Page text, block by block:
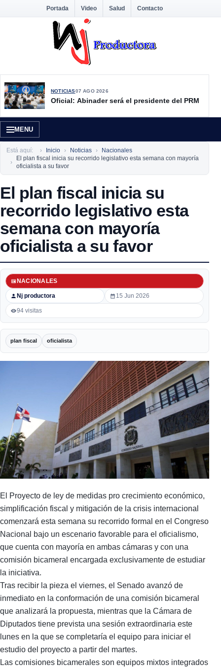
Portada Video Salud Contacto
NOTICIAS07 AGO 2026
Oficial: Abinader será el presidente del PRM
MENU
Está aquí: Inicio Noticias
Nacionales
El plan fiscal inicia su recorrido legislativo esta semana con mayoría
oficialista a su favor
El plan fiscal inicia su
recorrido legislativo esta
semana con mayoría
oficialista a su favor
Nj productora
NACIONALES
15 Jun 2026
94 visitas
plan fiscal oficialista
El Proyecto de ley de medidas pro crecimiento económico,
simplificación fiscal y mitigación de la crisis internacional
comenzará esta semana su recorrido formal en el Congreso
Nacional bajo un escenario favorable para el oficialismo,
que cuenta con mayoría en ambas cámaras y con una
comisión bicameral encargada exclusivamente de estudiar
la iniciativa.
Tras recibir la pieza el viernes, el Senado avanzó de
inmediato en la conformación de una comisión bicameral
que analizará la propuesta, mientras que la Cámara de
Diputados tiene prevista una sesión extraordinaria este
lunes en la que se completaría el equipo para iniciar el
estudio del proyecto a partir del martes.
Las comisiones bicamerales son equipos mixtos integrados